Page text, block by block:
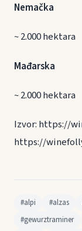
Nemačka
~ 2.000 hektara
Mađarska
~ 2.000 hektara
Izvor: https://
https://
#alpi #alzas
#gewurztraminer